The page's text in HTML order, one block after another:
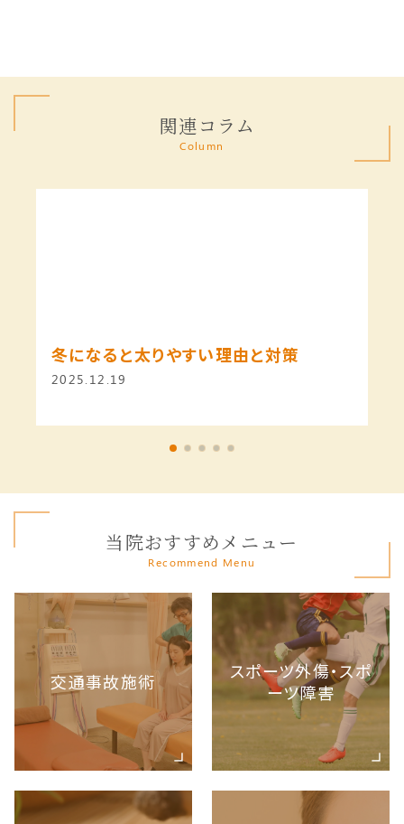
関連コラム
Column
冬になると太りやすい理由と対策
2025.12.19
当院おすすめメニュー
Recommend Menu
交通事故施術
スポーツ外傷・スポ
ーツ障害